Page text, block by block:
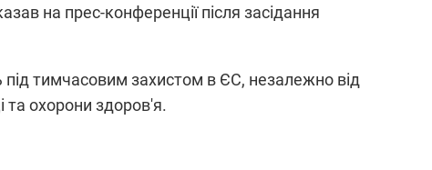
на прес-конференції після засідання
тимчасовим захистом в ЄС, незалежно від
та охорони здоров'я.